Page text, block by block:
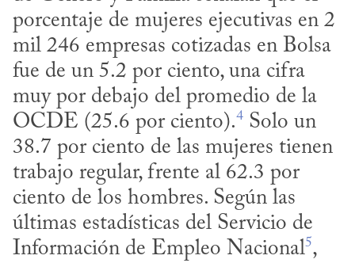
porcentaje de mujeres ejecutivas en 2
mil 246 empresas cotizadas en Bolsa
fue de un 5.2 por ciento, una cifra
muy por debajo del promedio de la
OCDE (25.6 por ciento).4 Solo un
38.7 por ciento de las mujeres tienen
trabajo regular, frente al 62.3 por
ciento de los hombres. Según las
últimas estadísticas del Servicio de
Información de Empleo Nacional5,